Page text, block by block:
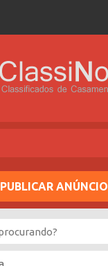
PUBLICAR ANÚNCIO